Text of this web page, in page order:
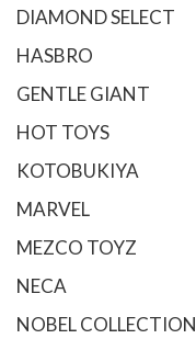
DIAMOND SELECT
HASBRO
GENTLE GIANT
HOT TOYS
KOTOBUKIYA
MARVEL
MEZCO TOYZ
NECA
NOBEL COLLECTION